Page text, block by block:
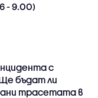
- 9.00)
с
бъдат ли
трасетата в